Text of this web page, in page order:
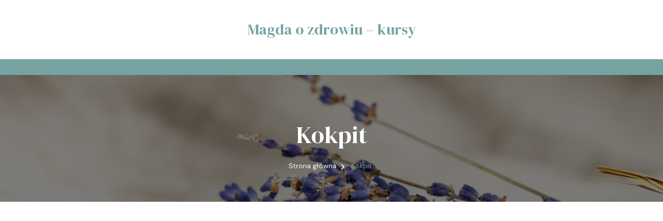
Magda o zdrowiu – kursy
Kokpit
Strona główna Kokpit